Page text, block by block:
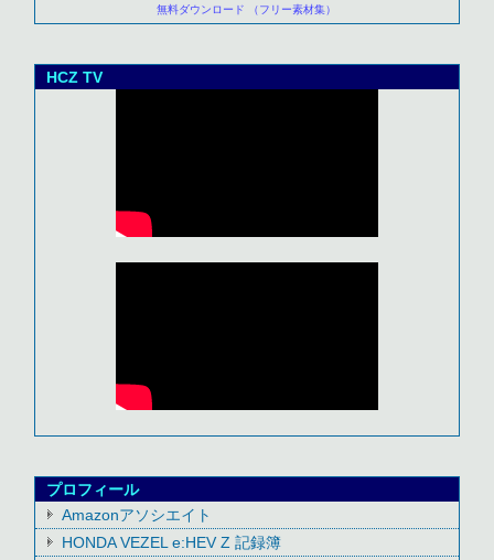
無料ダウンロード （フリー素材集）
HCZ TV
プロフィール
Amazonアソシエイト
HONDA VEZEL e:HEV Z 記録簿